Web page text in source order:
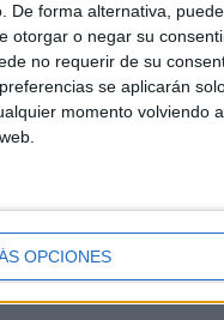
De forma alternativa,
otorgar o negar su
no requerir de su
se aplicarán
momento volviendo
OPCIONES
horas cada uno (los
mientras que la
hermana (ProCeuta)
subvención de